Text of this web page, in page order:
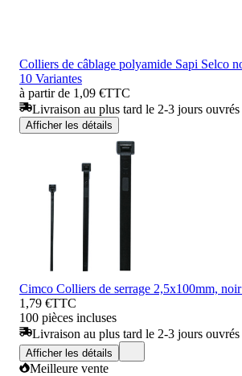
Colliers de câblage polyamide Sapi Selco
10 Variantes
à partir de 1,09 €TTC
Livraison au plus tard le 2-3 jours ouvrés
Afficher les détails
Cimco Colliers de serrage 2,5x100mm,
1,79 €TTC
100 pièces incluses
Livraison au plus tard le 2-3 jours ouvrés
Afficher les détails
Meilleure vente